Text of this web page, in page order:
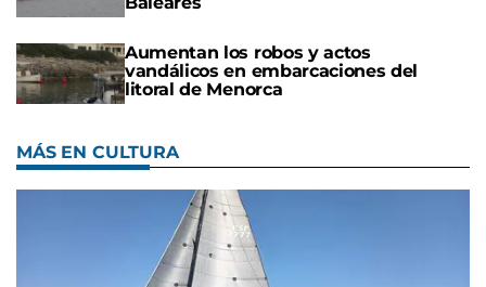
Aumentan los robos y actos
vandálicos en embarcaciones del
litoral de Menorca
MÁS EN CULTURA